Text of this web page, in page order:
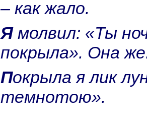
– как жало.
Я молвил: «Ты ночью день
покрыла». Онa
Покрыла я лик луны ночной
темнотою».